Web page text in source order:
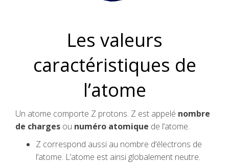
Les valeurs
caractéristiques de
l’atome
Un atome comporte Z protons. Z est appelé nombre
de charges ou numéro atomique de l’atome.
Z correspond aussi au nombre d’électrons de
l’atome. L’atome est ainsi globalement neutre.